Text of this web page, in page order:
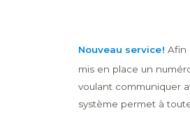
Nouveau service! Afin
mis en place un
voulant communiquer
système permet à